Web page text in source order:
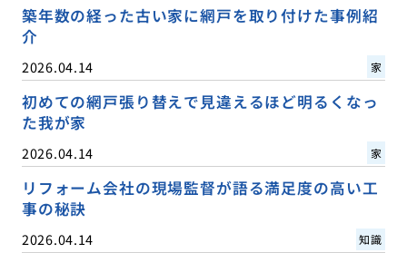
築年数の経った古い家に網戸を取り付けた事例紹
介
2026.04.14 家
初めての網戸張り替えで見違えるほど明るくなっ
た我が家
2026.04.14 家
リフォーム会社の現場監督が語る満足度の高い工
事の秘訣
2026.04.14 知識